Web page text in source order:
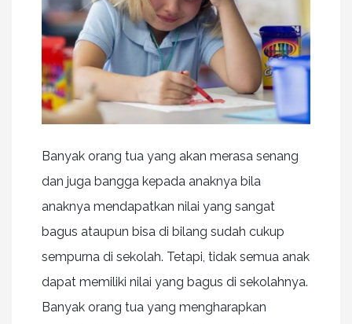
Banyak orang tua yang akan merasa senang
dan juga bangga kepada anaknya bila
anaknya mendapatkan nilai yang sangat
bagus ataupun bisa di bilang sudah cukup
sempurna di sekolah. Tetapi, tidak semua anak
dapat memiliki nilai yang bagus di sekolahnya.
Banyak orang tua yang mengharapkan